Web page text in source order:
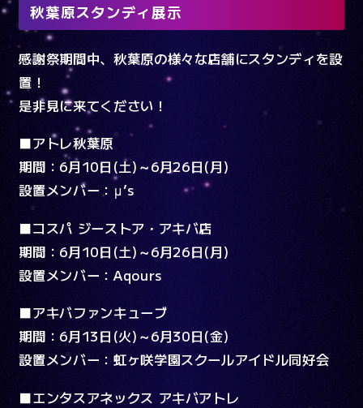
秋葉原スタンディ展示
感謝祭期間中、秋葉原の様々な店舗にスタンディを設
置！
是非見に来てください！
■アトレ秋葉原
期間：6月10日(土)～6月26日(月)
設置メンバー：μ’s
■コスパ ジーストア・アキバ店
期間：6月10日(土)～6月26日(月)
設置メンバー：Aqours
■アキバファンキューブ
期間：6月13日(火)～6月30日(金)
設置メンバー：虹ヶ咲学園スクールアイドル同好会
■エンタスアネックス アキバアトレ